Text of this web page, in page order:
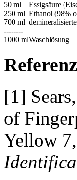
50 ml
Essigsäure
250 ml Ethanol (98%
700 ml
--------
1000 mlWaschlösung
[1]
of
Yellow